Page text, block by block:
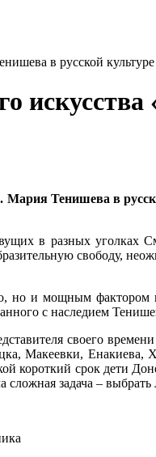
в русской
Мария Тенишева в
в разных уголках
свободу,
но и мощным
с наследием
своего
Макеевки,
короткий срок дети
задача –